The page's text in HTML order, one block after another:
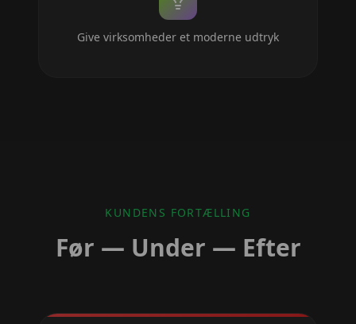
Give virksomheder et moderne udtryk
KUNDENS FORTÆLLING
Før — Under — Efter